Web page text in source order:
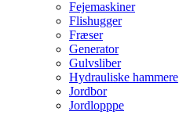
Fejemaskiner
Flishugger
Fræser
Generator
Gulvsliber
Hydrauliske hammere
Jordbor
Jordlopppe